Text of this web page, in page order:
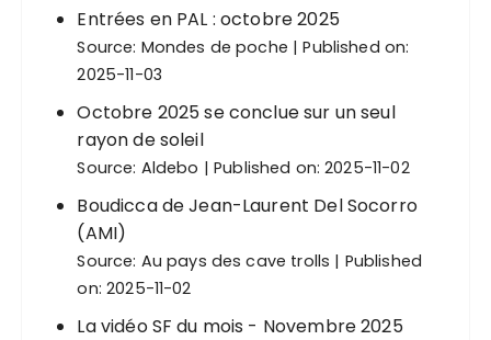
Entrées en PAL : octobre 2025
Source: Mondes de poche
Published on:
2025-11-03
Octobre 2025 se conclue sur un seul
rayon de soleil
Source: Aldebo Published on: 2025-11-02
Boudicca de Jean-Laurent Del Socorro
(AMI)
Source: Au pays des cave trolls
Published
on: 2025-11-02
La vidéo SF du mois - Novembre 2025